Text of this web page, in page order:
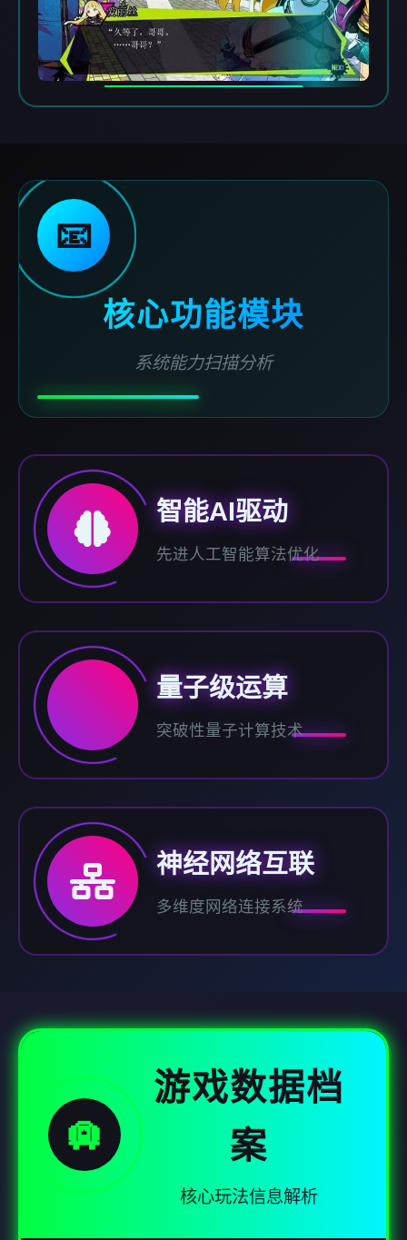
📧
核心功能模块
系统能力扫描分析
智能AI驱动
先进人工智能算法优化
量子级运算
突破性量子计算技术
神经网络互联
多维度网络连接系统
🛄
游戏数据档
案
核心玩法信息解析